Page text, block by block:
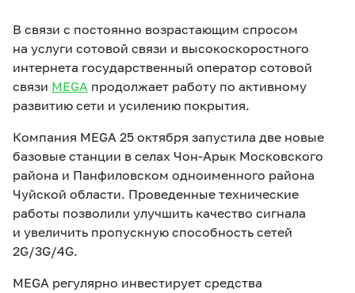
Звонки и SMS Подбор номера Доставка SIM
Партнерам
Карта офисов и
покрытие
MegaTV
В связи с постоянно возрастающим спросом
на услуги сотовой связи и высокоскоростного
интернета государственный оператор сотовой
связи MEGA продолжает работу по активному
развитию сети и усилению покрытия.
Компания MEGA 25 октября запустила две новые
базовые станции в селах Чон-Арык Московского
района и Панфиловском одноименного района
Чуйской области. Проведенные технические
работы позволили улучшить качество сигнала
и увеличить пропускную способность сетей
2G/3G/4G.
MEGA регулярно инвестирует средства